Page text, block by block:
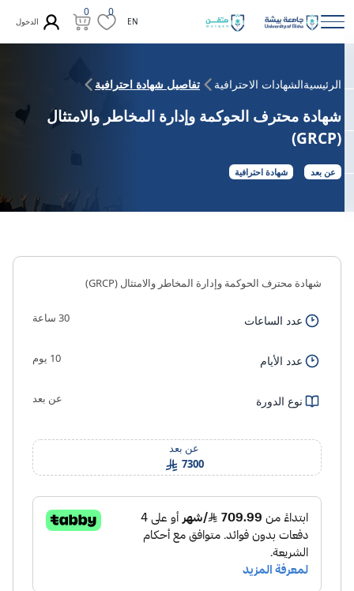
EN
0
0
الدخول
الرئيسيةالشهادات الاحترافية تفاصيل شهادة احترافية
شهادة محترف الحوكمة وإدارة المخاطر والامتثال
(GRCP)
عن بعد شهادة احترافية
شهادة محترف الحوكمة وإدارة المخاطر والامتثال (GRCP)
عدد الساعات 30 ساعة
عدد الأيام 10 يوم
نوع الدورة عن بعد
عن بعد
7300